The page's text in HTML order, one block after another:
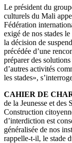
Le président du
culturels du Mali
Fédération
exigé de nos stades
la décision de
précédée d’une
préparer des
d’autres activités
les stades»,
CAHIER DE
de la Jeunesse et des
Construction
d’interdiction est
généralisée de nos
rappelle-t-il, le stade